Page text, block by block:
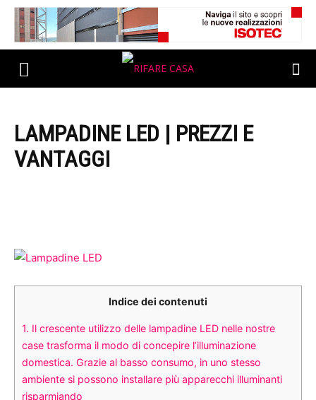
LAMPADINE LED | PREZZI E
VANTAGGI
Indice dei contenuti
1. Il crescente utilizzo delle lampadine LED nelle nostre
case trasforma il modo di concepire l’illuminazione
domestica. Grazie al basso consumo, in uno stesso
ambiente si possono installare più apparecchi illuminanti
risparmiando